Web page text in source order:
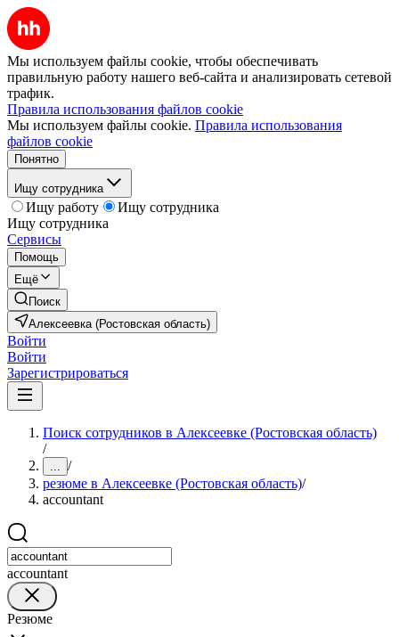
Мы используем файлы cookie, чтобы обеспечивать
правильную работу нашего веб-сайта и анализировать сетевой
трафик.
Правила использования файлов cookie
Мы используем файлы cookie. Правила использования
файлов cookie
Понятно
Ищу сотрудника
Ищу работу
Ищу сотрудника
Ищу сотрудника
Сервисы
Помощь
Ещё
Поиск
Алексеевка (Ростовская область)
Войти
Войти
Зарегистрироваться
Поиск сотрудников в Алексеевке (Ростовская область)
/
... /
резюме в Алексеевке (Ростовская область)/
accountant
accountant
Резюме